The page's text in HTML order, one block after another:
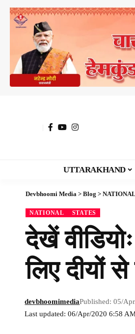
UTTARAKHAND
Devbhoomi Media > Blog > NATIONAL
NATIONAL STATES
देखें
लिए दीयों
Last updated: 06/Apr/2020 6:58
devbhoomimediaPublished: 05/